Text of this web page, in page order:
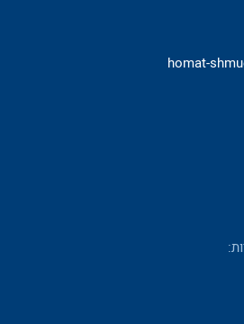
homat-